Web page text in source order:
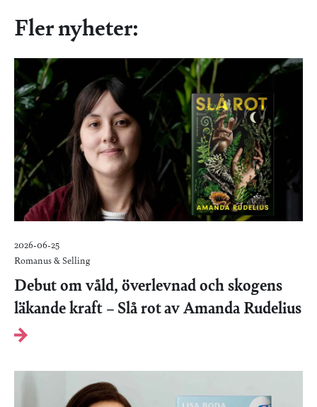
Fler nyheter:
2026-06-25
Romanus & Selling
Debut om våld, överlevnad och skogens
läkande kraft – Slå rot av Amanda Rudelius